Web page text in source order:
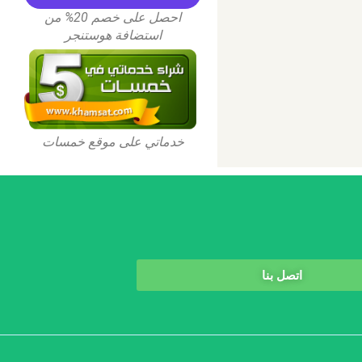
احصل على خصم 20% من
استضافة هوستنجر
خدماتي على موقع خمسات
اتصل بنا